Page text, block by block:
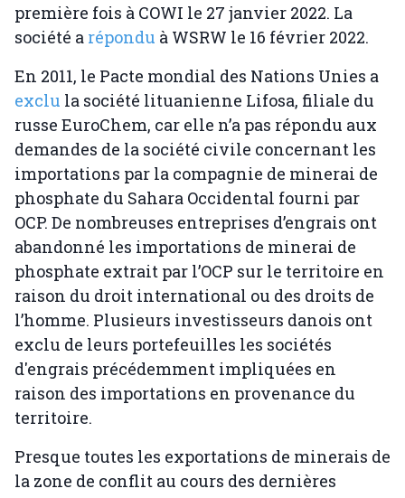
première fois à COWI le 27 janvier 2022. La
société a répondu à WSRW le 16 février 2022.
En 2011, le Pacte mondial des Nations Unies a
exclu la société lituanienne Lifosa, filiale du
russe EuroChem, car elle n’a pas répondu aux
demandes de la société civile concernant les
importations par la compagnie de minerai de
phosphate du Sahara Occidental fourni par
OCP. De nombreuses entreprises d’engrais ont
abandonné les importations de minerai de
phosphate extrait par l’OCP sur le territoire en
raison du droit international ou des droits de
l’homme. Plusieurs investisseurs danois ont
exclu de leurs portefeuilles les sociétés
d'engrais précédemment impliquées en
raison des importations en provenance du
territoire.
Presque toutes les exportations de minerais de
la zone de conflit au cours des dernières